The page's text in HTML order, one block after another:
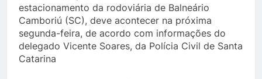
estacionamento da rodoviária de Balneário
Camboriú (SC), deve acontecer na próxima
segunda-feira, de acordo com informações do
delegado Vicente Soares, da Polícia Civil de Santa
Catarina